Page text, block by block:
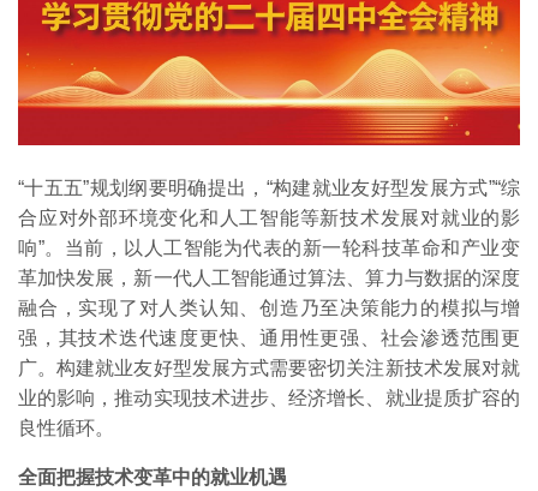
“十五五”规划纲要明确提出，“构建就业友好型发展方式”“综
合应对外部环境变化和人工智能等新技术发展对就业的影
响”。当前，以人工智能为代表的新一轮科技革命和产业变
革加快发展，新一代人工智能通过算法、算力与数据的深度
融合，实现了对人类认知、创造乃至决策能力的模拟与增
强，其技术迭代速度更快、通用性更强、社会渗透范围更
广。构建就业友好型发展方式需要密切关注新技术发展对就
业的影响，推动实现技术进步、经济增长、就业提质扩容的
良性循环。
全面把握技术变革中的就业机遇